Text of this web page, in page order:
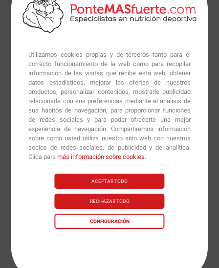
Utilizamos cookies propias y de terceros tanto para el
correcto funcionamiento de la web como para recopilar
información de las visitas que recibe esta web, obtener
datos estadísticos, mejorar las ofertas de nuestros
productos, personalizar contenidos, mostrarle publicidad
relacionada con sus preferencias mediante el análisis de
sus hábitos de navegación, para proporcionar funciones
de redes sociales y para poder ofrecerte una mejor
experiencia de navegación. Compartiremos información
sobre como usted utiliza nuestro sitio web con nuestros
socios de redes sociales, de publicidad y de analítica.
Clica paramás información sobre cookies.
ACEPTAR TODO
RECHAZAR TODO
CONFIGURACIÓN
Nuevas versiones y
recomendaciones de
nuestros nutricionistas.